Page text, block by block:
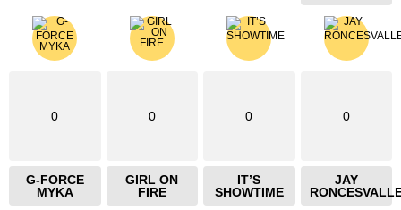
0
G-FORCE
MYKA
0
GIRL ON
FIRE
0
IT’S
SHOWTIME
0
JAY